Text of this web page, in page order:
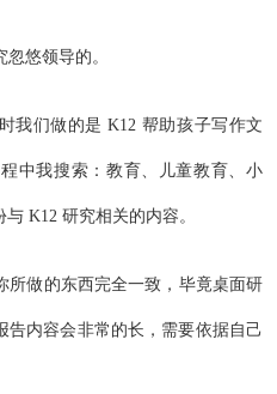
悠领导的。
我们做的是 K12 帮助孩子写作文
中我搜索：教育、儿童教育、小
K12 研究相关的内容。
所做的东西完全一致，毕竟桌面研
告内容会非常的长，需要依据自己